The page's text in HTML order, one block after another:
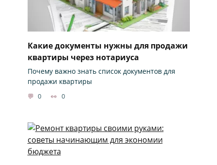
Какие документы нужны для продажи
квартиры через нотариуса
Почему важно знать список документов для
продажи квартиры
0 0